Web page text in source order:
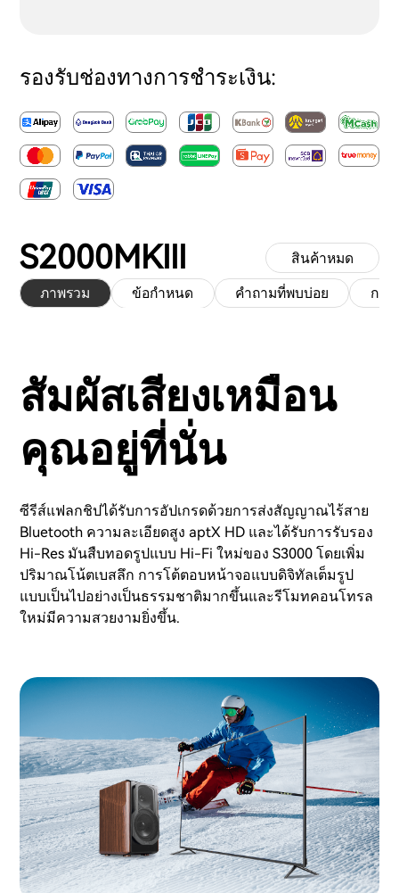
รองรับช่องทางการชำระเงิน:
S2000MKIII
ภาพรวม ข้อกำหนด คำถามที่พบบ่อย กา
สินค้าหมด
สัมผัสเสียงเหมือน
คุณอยู่ที่นั่น
ซีรีส์แฟลกชิปได้รับการอัปเกรดด้วยการส่งสัญญาณไร้สาย
Bluetooth ความละเอียดสูง aptX HD และได้รับการรับรอง
Hi-Res มันสืบทอดรูปแบบ Hi-Fi ใหม่ของ S3000 โดยเพิ่ม
ปริมาณโน้ตเบสลึก การโต้ตอบหน้าจอแบบดิจิทัลเต็มรูป
แบบเป็นไปอย่างเป็นธรรมชาติมากขึ้นและรีโมทคอนโทรล
ใหม่มีความสวยงามยิ่งขึ้น.